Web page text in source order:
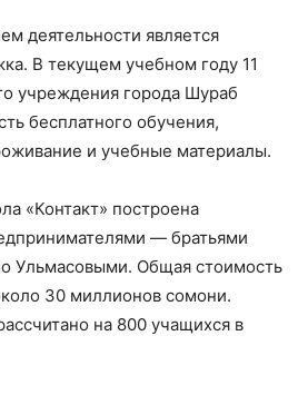
деятельности является
В текущем учебном году 11
учреждения города Шураб
бесплатного обучения,
и учебные материалы.
«Контакт» построена
— братьями
Ульмасовыми. Общая стоимость
30 миллионов сомони.
на 800 учащихся в